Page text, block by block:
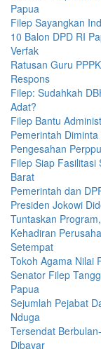
Papua
Filep Sayangkan
10 Balon DPD RI
Verfak
Ratusan Guru
Respons
Filep: Sudahkah
Adat?
Filep Bantu
Pemerintah
Pengesahan
Filep Siap Fasilitasi
Barat
Pemerintah dan
Presiden Jokowi
Tuntaskan
Kehadiran
Setempat
Tokoh Agama Nilai
Senator Filep
Papua
Sejumlah Pejabat
Nduga
Tersendat
Dibayar